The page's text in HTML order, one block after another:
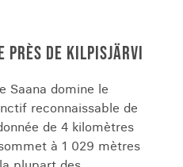
PRÈS DE KILPISJÄRVI
Saana domine le
reconnaissable de
de 4 kilomètres
à 1 029 mètres